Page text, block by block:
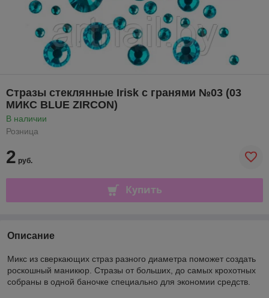
Стразы стеклянные Irisk с гранями №03 (03
МИКС BLUE ZIRCON)
В наличии
Розница
2 руб.
Купить
Описание
Микс из сверкающих страз разного диаметра поможет создать
роскошный маникюр. Стразы от больших, до самых крохотных
собраны в одной баночке специально для экономии средств.